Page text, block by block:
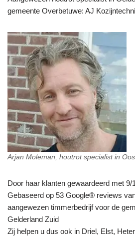
gemeente Overbetuwe: AJ
Arjan Moleman, houtrot specialist in
Door haar klanten gewaardeerd met 9/
Gebaseerd op 53 Google® reviews
aangewezen timmerbedrijf voor de
Gelderland Zuid
Zij helpen u dus ook in Driel, Elst,